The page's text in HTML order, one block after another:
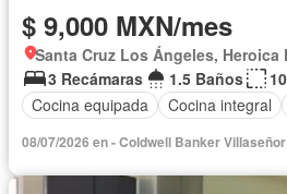
$ 9,000 MXN/mes
Santa Cruz Los Ángeles, Heroica
3 Recámaras
1.5 Baños
Cocina equipada
Cocina integral